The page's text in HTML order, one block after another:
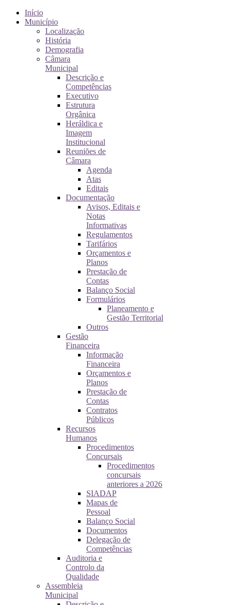
Início
Município
Localização
História
Demografia
Câmara
Municipal
Descrição e
Competências
Executivo
Estrutura
Orgânica
Heráldica e
Imagem
Institucional
Reuniões de
Câmara
Agenda
Atas
Editais
Documentação
Avisos, Editais e
Notas
Informativas
Regulamentos
Tarifários
Orçamentos e
Planos
Prestação de
Contas
Balanço Social
Formulários
Planeamento e
Gestão Territorial
Outros
Gestão
Financeira
Informação
Financeira
Orçamentos e
Planos
Prestação de
Contas
Contratos
Públicos
Recursos
Humanos
Procedimentos
Concursais
Procedimentos
concursais
anteriores a 2026
SIADAP
Mapas de
Pessoal
Balanço Social
Documentos
Delegação de
Competências
Auditoria e
Controlo da
Qualidade
Assembleia
Municipal